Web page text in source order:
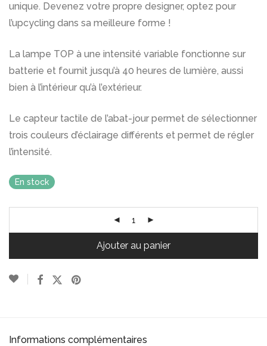
unique. Devenez votre propre designer, optez pour
l’upcycling dans sa meilleure forme !
La lampe TOP à une intensité variable fonctionne sur
batterie et fournit jusqu’à 40 heures de lumière, aussi
bien à l’intérieur qu’à l’extérieur.
Le capteur tactile de l’abat-jour permet de sélectionner
trois couleurs d’éclairage différents et permet de régler
l’intensité.
En stock
Ajouter au panier
Informations complémentaires